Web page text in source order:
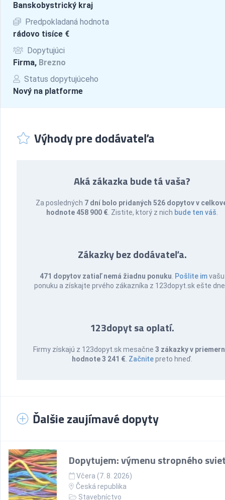
Banskobystrický kraj
Predpokladaná hodnota
rádovo tisíce €
Dopytujúci
Firma, Brezno
Status dopytujúceho
Nový na platforme
Výhody pre dodávateľa
Aká zákazka bude tá vaša?
Za posledných 7 dní bolo pridaných 526 dopytov v
hodnote 458 900 € . Zistite, ktorý z nich bude ten váš
Zákazky bez dodávateľa.
471 dopytov zatiaľ nemá žiadnu ponuku Pošlite imvašu
ponuku a získajte prvého zákazníka z 123dopyt.sk ešte
123dopyt sa oplatí.
Firmy získajú z 123dopyt.sk mesačne3 zákazky v
hodnote 3 241 € Začnitepreto hneď.
Ďalšie zaujímavé dopyty
Dopytujem: výmenu stropného
Včera (7. 8. 2026)
Česká republika
Stavebníctvo